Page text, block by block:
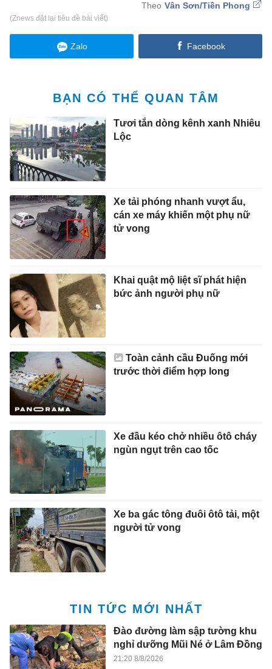
Vân Sơn/Tiền Phong
(Znews đặt lại tiêu đề bài viết)
Zalo Facebook
BẠN CÓ THỂ QUAN TÂM
Tươi tắn dòng kênh xanh Nhiêu
Lộc
Xe tải phóng nhanh vượt ẩu,
cán xe máy khiến một phụ nữ
tử vong
Khai quật mộ liệt sĩ phát hiện
bức ảnh người phụ nữ
Toàn cảnh cầu Đuống mới
trước thời điểm hợp long
Xe đầu kéo chở nhiều ôtô cháy
ngùn ngụt trên cao tốc
Xe ba gác tông đuôi ôtô tải, một
người tử vong
TIN TỨC MỚI NHẤT
Đào đường làm sập tường khu
nghỉ dưỡng Mũi Né ở Lâm Đồng
21:20 8/8/2026